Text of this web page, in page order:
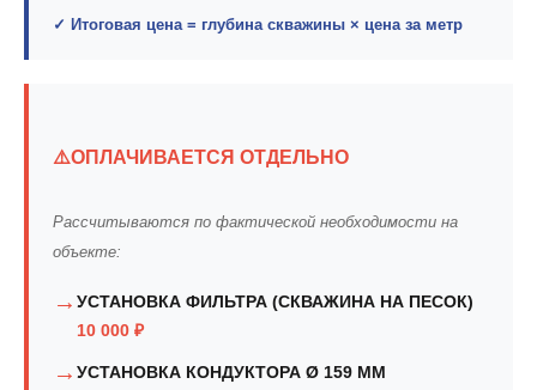
✓ Итоговая цена = глубина скважины × цена за метр
⚠️ОПЛАЧИВАЕТСЯ ОТДЕЛЬНО
Рассчитываются по фактической необходимости на
объекте:
→ УСТАНОВКА ФИЛЬТРА (СКВАЖИНА НА ПЕСОК)
10 000 ₽
→ УСТАНОВКА КОНДУКТОРА Ø 159 ММ